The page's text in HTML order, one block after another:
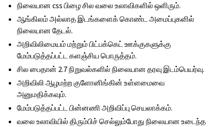
நிலையான css பிழை சில வலை உலாவிகளில் ஒளிரும்.
ஆங்கிலம் அல்லாத இடங்களைக் கொண்ட அமைப்புகளில்
நிலையான தேடல்.
அறிவிலிமையம் மற்றும் பிட்பக்கெட் ஊக்குகளுக்கு
மேம்படுத்தப்பட்ட களஞ்சிய பொருத்தம்.
சில பைதான் 2.7 நிறுவல்களில் நிலையான தரவு இடம்பெயர்வு.
அறிவிலி ஆழமற்ற குளோனிங்கின் உள்ளமைவை
அனுமதிக்கவும்.
மேம்படுத்தப்பட்ட பின்னணி அறிவிப்பு செயலாக்கம்.
வலை உலாவியில் திரும்பிச் செல்லும்போது நிலையான உடைந்த